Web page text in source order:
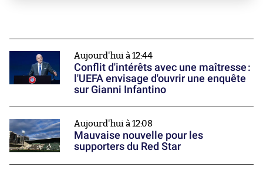
Aujourd'hui à 12:44
Conflit d'intérêts avec une maîtresse :
l'UEFA envisage d'ouvrir une enquête
sur Gianni Infantino
Aujourd'hui à 12:08
Mauvaise nouvelle pour les
supporters du Red Star